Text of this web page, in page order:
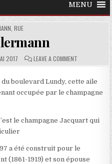
MENU
IN RUE
DATE:
2017 COMMENTS:
LEAVE A COMMENT ON 1 RUE
boulevard Lundy, cette aile
occupée par le champagne
le champagne Jacquart qui
a été construit pour le
(1861-1919) et son épouse